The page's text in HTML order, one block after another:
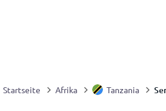
Startseite Afrika Tanzania